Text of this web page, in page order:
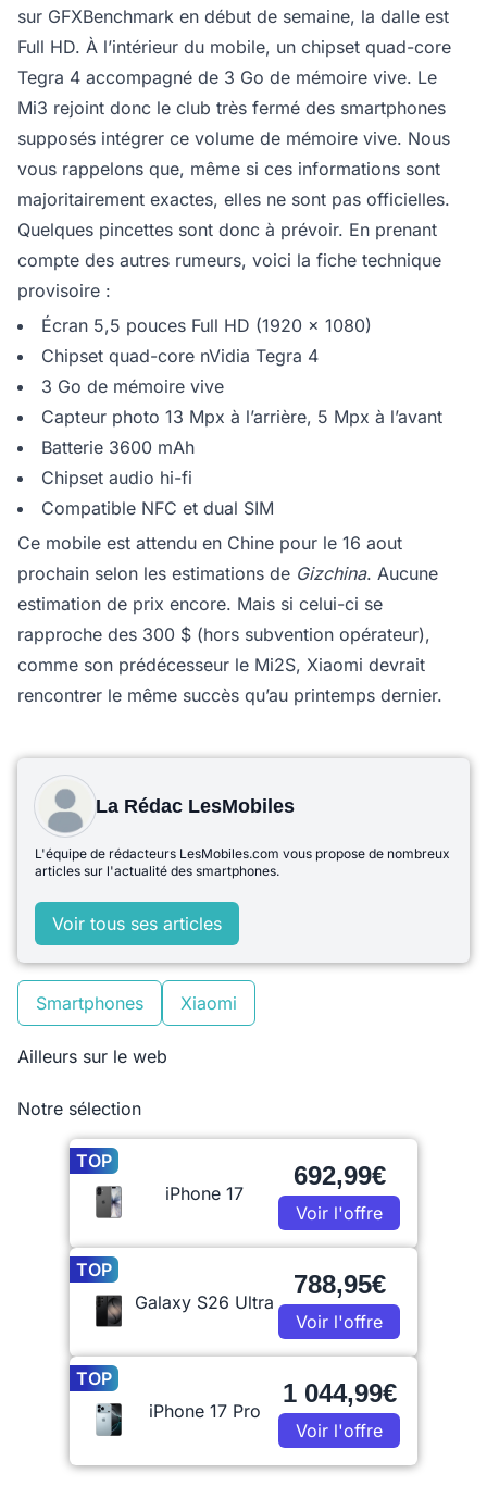
sur GFXBenchmark en début de semaine, la dalle est
Full HD. À l’intérieur du mobile, un chipset quad-core
Tegra 4 accompagné de 3 Go de mémoire vive. Le
Mi3 rejoint donc le club très fermé des smartphones
supposés intégrer ce volume de mémoire vive. Nous
vous rappelons que, même si ces informations sont
majoritairement exactes, elles ne sont pas officielles.
Quelques pincettes sont donc à prévoir. En prenant
compte des autres rumeurs, voici la fiche technique
provisoire :
Écran 5,5 pouces Full HD (1920 x 1080)
Chipset quad-core nVidia Tegra 4
3 Go de mémoire vive
Capteur photo 13 Mpx à l’arrière, 5 Mpx à l’avant
Batterie 3600 mAh
Chipset audio hi-fi
Compatible NFC et dual SIM
Ce mobile est attendu en Chine pour le 16 aout
prochain selon les estimations de Gizchina. Aucune
estimation de prix encore. Mais si celui-ci se
rapproche des 300 $ (hors subvention opérateur),
comme son prédécesseur le Mi2S, Xiaomi devrait
rencontrer le même succès qu’au printemps dernier.
La Rédac LesMobiles
L'équipe de rédacteurs LesMobiles.com vous propose de nombreux
articles sur l'actualité des smartphones.
Voir tous ses articles
Smartphones Xiaomi
Ailleurs sur le web
Notre sélection
TOP
iPhone 17
692,99€
Voir l'offre
TOP
Galaxy S26 Ultra
788,95€
Voir l'offre
TOP
iPhone 17 Pro
1 044,99€
Voir l'offre